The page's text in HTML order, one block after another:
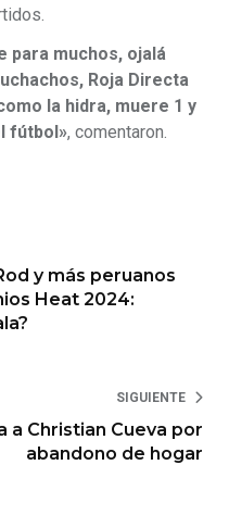
para muchos, ojalá
Roja Directa
la hidra, muere 1 y
fútbol», comentaron.
y más peruanos
Heat 2024:
SIGUIENTE
a Christian Cueva por
abandono de hogar